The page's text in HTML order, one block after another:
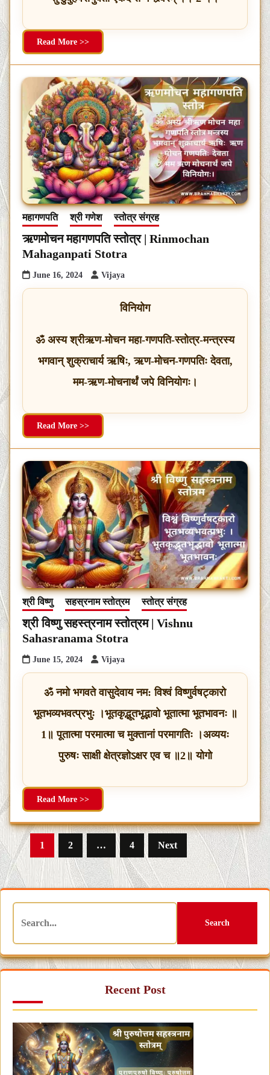
Read More >>
महागणपति श्री गणेश स्तोत्र संग्रह
ऋणमोचन महागणपति स्तोत्र | Rinmochan
Mahaganpati Stotra
June 16, 2024 Vijaya
विनियोग
ॐ अस्य श्रीऋण-मोचन महा-गणपति-स्तोत्र-मन्त्रस्य
भगवान् शुक्राचार्य ऋषिः, ऋण-मोचन-गणपतिः देवता,
मम-ऋण-मोचनार्थं जपे विनियोगः।
Read More >>
श्री विष्णु सहस्रनाम स्तोत्रम स्तोत्र संग्रह
श्री विष्णु सहस्त्रनाम स्तोत्रम | Vishnu
Sahasranama Stotra
June 15, 2024 Vijaya
ॐ नमो भगवते वासुदेवाय नम: विश्वं विष्णुर्वषट्कारो
भूतभव्यभवत्प्रभुः ।भूतकृद्भूतभृद्भावो भूतात्मा भूतभावनः ॥
1॥ पूतात्मा परमात्मा च मुक्तानां परमागतिः ।अव्ययः
पुरुषः साक्षी क्षेत्रज्ञोऽक्षर एव च ॥2॥ योगो
Read More >>
Posts
navigation
1 2 … 4 Next
Search
Recent Post